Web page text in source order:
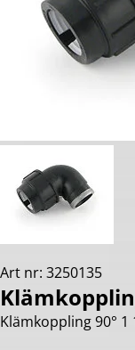
Art nr: 3250135
Klämkoppling 90°